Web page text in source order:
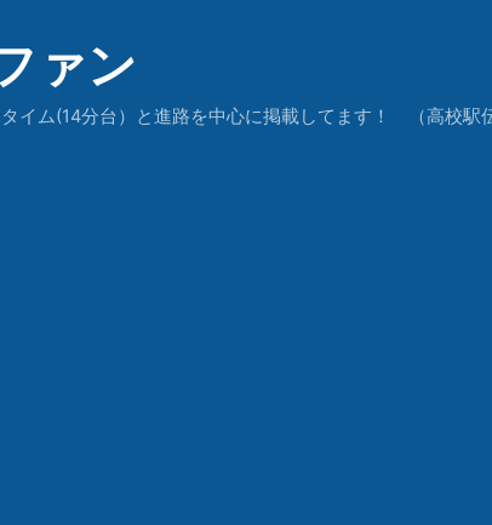
ァン
イム(14分台）と進路を中心に掲載してます！ （高校駅